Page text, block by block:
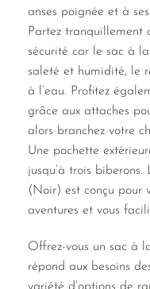
anses poignée et à
Partez tranquillement
sécurité car le sac à
saleté et humidité, le
à l’eau. Profitez
grâce aux attaches
alors branchez votre
Une pochette
jusqu’à trois
(Noir) est conçu pour
aventures et vous
Offrez-vous un sac à
répond aux besoins